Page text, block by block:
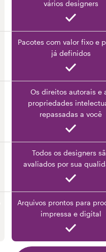
vários designers
Pacotes com valor fixo e
já definidos
Os direitos autorais e
propriedades
repassadas a você
Todos os designers
avaliados por sua
Arquivos prontos para
impressa e digital